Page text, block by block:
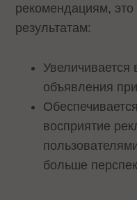
рекомендациям,
результатам:
Увеличивается
объявления
восприятие
больше